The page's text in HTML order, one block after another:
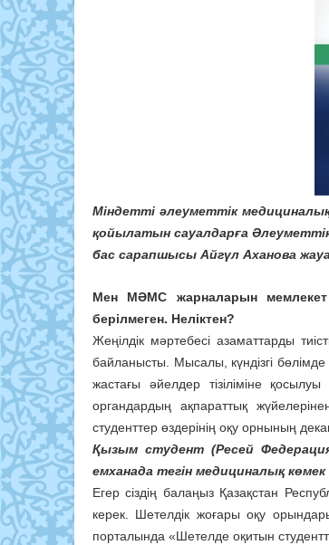
Міндетті әлеуметтік
қойылатын сауалдарға
бас сарапшысы Айгүл Аханова
Мен МӘМС жарналарын мемлекет
берілмеген. Неліктен?
Жеңілдік мәртебесі азаматтарды
байланысты. Мысалы, күндізгі бөлімде
жастағы әйелдер тізіліміне
органдардың ақпараттық
студенттер өздерінің оқу орнының
Қызым студент (Ресей
емханада тегін медициналық
Егер сіздің балаңыз Қазақстан
керек. Шетелдік жоғары оқу
порталында «Шетелде оқитын